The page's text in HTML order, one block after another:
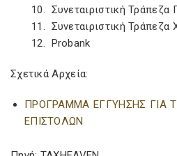
10. Συνεταιριστική Τράπεζα
11. Συνεταιριστική Τράπεζα
12. Probank
Σχετικά Αρχεία:
ΠΡΟΓΡΑΜΜΑ ΕΓΓΥΗΣΗΣ ΓΙΑ
ΕΠΙΣΤΟΛΩΝ